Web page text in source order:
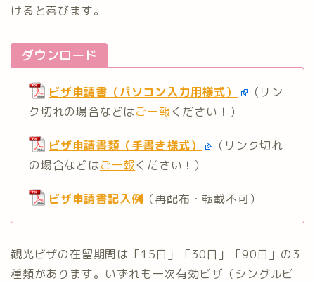
けると喜びます。
ダウンロード
ビザ申請書（パソコン入力用様式）
（リン
ク切れの場合などはご一報ください！）
ビザ申請書類（手書き様式）
（リンク切れ
の場合などはご一報ください！）
ビザ申請書記入例 （再配布・転載不可）
観光ビザの在留期間は「15日」「30日」「90日」の3
種類があります。いずれも一次有効ビザ（シングルビ